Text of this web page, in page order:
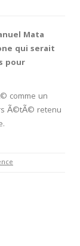
Mata
qui serait
pour
comme un
Ã©tÃ© retenu